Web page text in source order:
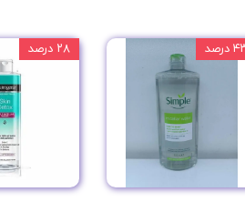
درصد ۲۸ درصد